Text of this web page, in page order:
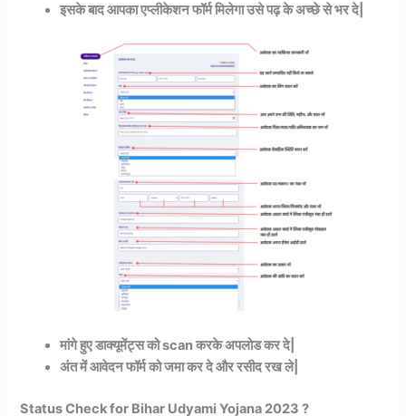
इसके बाद आपका एप्लीकेशन फॉर्म मिलेगा उसे पढ़ के अच्छे से भर दे|
मांगे हुए डाक्यूमेंट्स को scan करके अपलोड कर दे|
अंत में आवेदन फॉर्म को जमा कर दे और रसीद रख ले|
Status Check for Bihar Udyami Yojana 2023 ?